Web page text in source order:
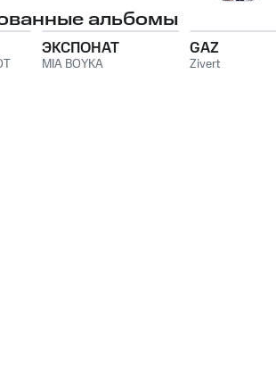
альбомы
ЭКСПОНАТ
MIA BOYKA
GAZ
Zivert